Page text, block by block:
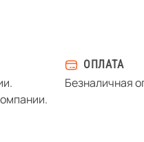
ОПЛАТА
Безналичная